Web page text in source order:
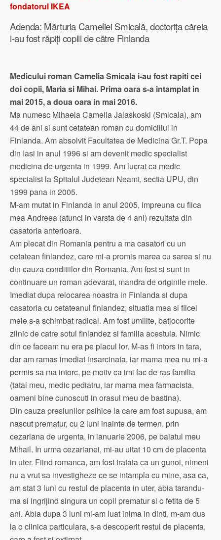
fondatorul IKEA
Adenda: Mărturia Cameliei Smicală, doctorița căreia
i-au fost răpiți copiii de către Finlanda
Medicului roman Camelia Smicala i-au fost rapiti cei
doi copii, Maria si Mihai. Prima oara s-a intamplat in
mai 2015, a doua oara in mai 2016.
Ma numesc Mihaela Camelia Jalaskoski (Smicala), am
44 de ani si sunt cetatean roman cu domiciliul in
Finlanda. Am absolvit Facultatea de Medicina Gr.T. Popa
din Iasi in anul 1996 si am devenit medic specialist
medicina de urgenta in 1999. Am lucrat ca medic
specialist la Spitalul Judetean Neamt, sectia UPU, din
1999 pana in 2005.
M-am mutat in Finlanda in anul 2005, impreuna cu fiica
mea Andreea (atunci in varsta de 4 ani) rezultata din
casatoria anterioara.
Am plecat din Romania pentru a ma casatori cu un
cetatean finlandez, care mi-a promis marea cu sarea si nu
din cauza conditiilor din Romania. Am fost si sunt in
continuare un roman adevarat, mandra de originile mele.
Imediat dupa relocarea noastra in Finlanda si dupa
casatoria cu cetateanul finlandez, situatia mea si fiicei
mele s-a schimbat radical. Am fost umilite, batjocorite
zilnic de catre sotul finlandez si familia acestuia. Nimic
din ce faceam nu era pe placul lor. M-as fi intors in tara,
dar am ramas imediat insarcinata, iar mama mea nu mi-a
permis sa ma intorc, pe motiv ca imi fac de ras familia
(tatal meu, medic pediatru, iar mama mea farmacista,
oameni bine cunoscuti in orasul meu de bastina).
Din cauza presiunilor psihice la care am fost supusa, am
nascut prematur, cu 2 luni inainte de termen, prin
cezariana de urgenta, in ianuarie 2006, pe baiatul meu
Mihail. In urma cezarianei, mi-au uitat 10 cm de placenta
in uter. Fiind romanca, am fost tratata ca un gunoi, nimeni
nu a vrut sa investigheze ce se intampla cu mine, asa ca,
am stat 3 luni cu restul de placenta in uter, abia tarandu-
ma si ingrijind singura un copil prematur si o fetita de 5
ani. Abia dupa 3 luni mi-am luat inima in dinti, m-am dus
la o clinica particulara, s-a descoperit restul de placenta,